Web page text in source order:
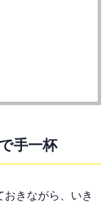
手一杯
きながら、いき